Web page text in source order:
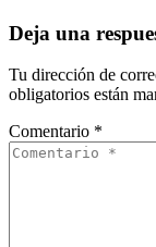
Deja una
Tu dirección de
obligatorios están
Comentario *